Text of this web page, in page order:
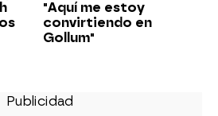
"Aquí me estoy
convirtiendo en
Gollum"